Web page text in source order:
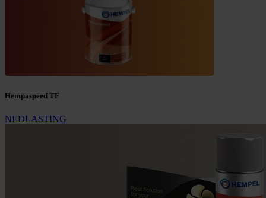
Hempaspeed TF
NEDLASTING